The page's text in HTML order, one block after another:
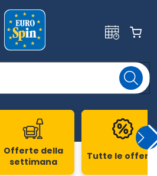
Offerte della
settimana
Tutte le